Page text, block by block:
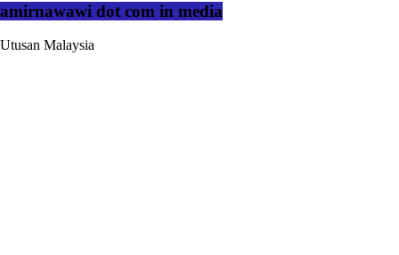
amirnawawi dot com in media
Utusan Malaysia